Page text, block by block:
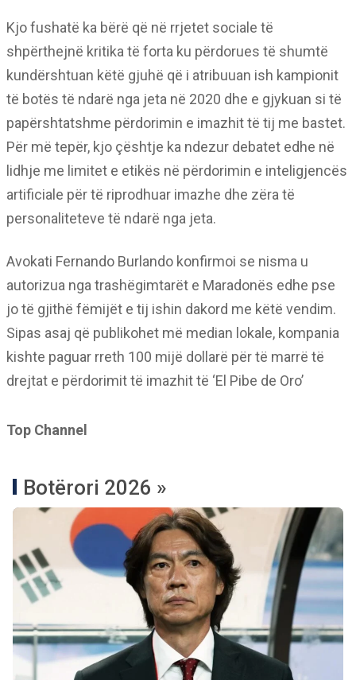
Kjo fushatë ka bërë që në rrjetet sociale të
shpërthejnë kritika të forta ku përdorues të shumtë
kundërshtuan këtë gjuhë që i atribuuan ish kampionit
të botës të ndarë nga jeta në 2020 dhe e gjykuan si të
papërshtatshme përdorimin e imazhit të tij me bastet.
Për më tepër, kjo çështje ka ndezur debatet edhe në
lidhje me limitet e etikës në përdorimin e inteligjencës
artificiale për të riprodhuar imazhe dhe zëra të
personaliteteve të ndarë nga jeta.
Avokati Fernando Burlando konfirmoi se nisma u
autorizua nga trashëgimtarët e Maradonës edhe pse
jo të gjithë fëmijët e tij ishin dakord me këtë vendim.
Sipas asaj që publikohet më median lokale, kompania
kishte paguar rreth 100 mijë dollarë për të marrë të
drejtat e përdorimit të imazhit të ‘El Pibe de Oro’
Top Channel
Botërori 2026 »